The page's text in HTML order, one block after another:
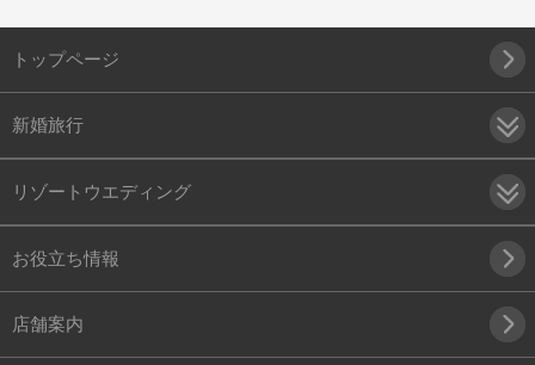
トップページ
新婚旅行
リゾートウエディング
お役立ち情報
店舗案内